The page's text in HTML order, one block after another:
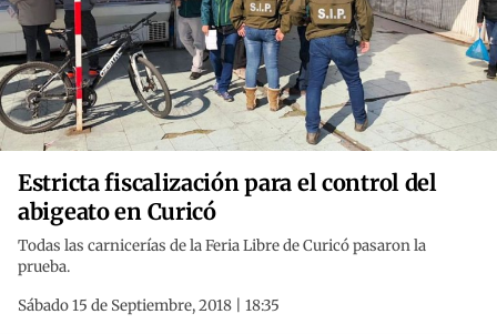
Estricta fiscalización para el control del
abigeato en Curicó
Todas las carnicerías de la Feria Libre de Curicó pasaron la
prueba.
Sábado 15 de Septiembre, 2018 | 18:35